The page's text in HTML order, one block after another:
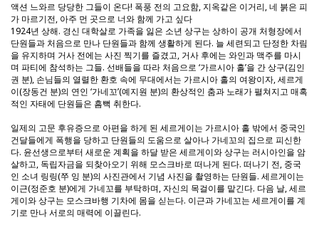
액션 느와르 당당한 그들이 온다! 폭풍 전의 고요함, 지옥같은 이거리, 네 붉은 피
가 마르기전, 아주 먼 곳으로 너와 함께 가고 싶다
1924년 상해. 경신 대학살로 가족을 잃은 소년 상구는 상하이 공개 처형장에서
단원들과 처음으로 만나 단원들과 함께 생활하게 된다. 늘 세련되고 단정한 차림
을 유지하며 거사 전에는 사진 찍기를 즐겼고, 거사 후에는 와인과 맥주를 마시
며 파티에 참석하는 그들. 선배들을 따라 처음으로 ‘가르시아 홀’을 간 상구(김인
권 분), 손님들의 열렬한 환호 속에 무대에서는 가르시아 홀의 여왕이자, 세르게
이(장동건 분)의 연인 ‘가네꼬’(예지원 분)의 환상적인 춤과 노래가 펼쳐지고 매혹
적인 자태에 단원들은 흠뻑 취한다.
일제의 고문 후유증으로 아편을 하게 된 세르게이는 가르시아 홀 밖에서 중국인
건달들에게 폭행을 당하고 단원들의 도움으로 살아나 가네꼬의 집으로 피신한
다. 윤선생으로부터 새로운 계획을 하달 받은 세르게이와 상구는 러시아인을 암
살하고, 독립자금을 되찾아오기 위해 모스크바로 떠나게 된다. 떠나기 전, 중국
인 소녀 링링(쭈 잉 분)의 사진관에서 기념 사진을 촬영하는 단원들. 세르게이는
이근(정준호 분)에게 가네꼬를 부탁하며, 자신의 목걸이를 맡긴다. 다음 날, 세르
게이와 상구는 모스크바행 기차에 몸을 싣는다. 이근과 가네꼬는 세르게이를 계
기로 만나 서로의 매력에 이끌린다.